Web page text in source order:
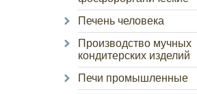
Печень человека
Производство мучных
кондитерских изделий
Печи промышленные